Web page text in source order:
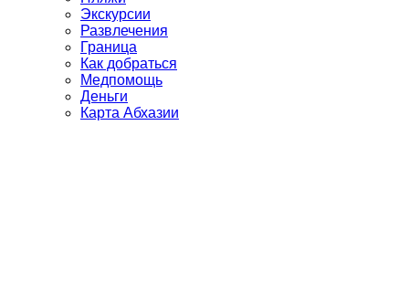
Экскурсии
Развлечения
Граница
Как добраться
Медпомощь
Деньги
Карта Абхазии